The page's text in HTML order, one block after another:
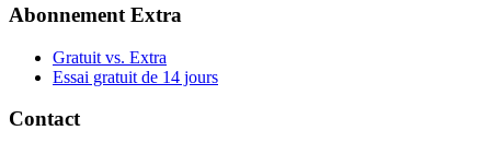
Abonnement Extra
Gratuit vs. Extra
Essai gratuit de 14 jours
Contact